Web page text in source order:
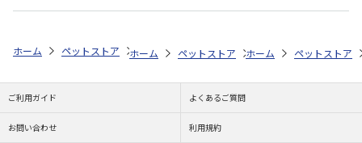
ホーム ペットストア フード フード（爬虫類・両生類用） カメ
ホーム ペットストア フード フード（爬
ホーム ペットストア
ご利用ガイド よくあるご質問
お問い合わせ 利用規約